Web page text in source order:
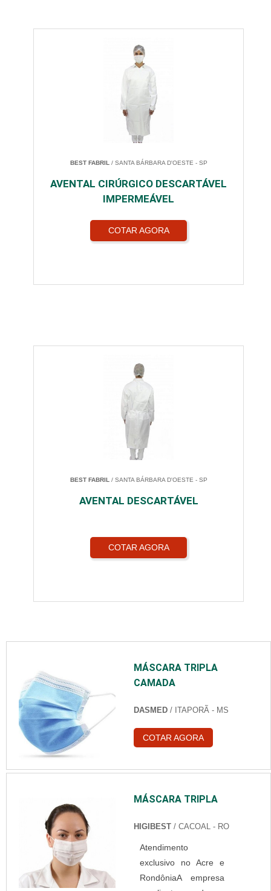
BEST FABRIL / SANTA BÁRBARA D'OESTE - SP
AVENTAL CIRÚRGICO DESCARTÁVEL
IMPERMEÁVEL
COTAR AGORA
BEST FABRIL / SANTA BÁRBARA D'OESTE - SP
AVENTAL DESCARTÁVEL
COTAR AGORA
MÁSCARA TRIPLA
CAMADA
DASMED / ITAPORÃ - MS
COTAR AGORA
MÁSCARA TRIPLA
HIGIBEST / CACOAL - RO
Atendimento
exclusivo no Acre e
RondôniaA empresa